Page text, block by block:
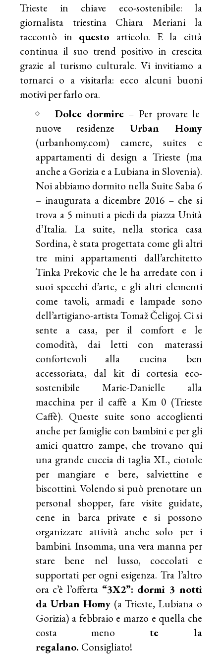
Trieste in chiave eco-sostenibile: la
giornalista triestina Chiara Meriani la
raccontò in questo articolo. E la città
continua il suo trend positivo in crescita
grazie al turismo culturale. Vi invitiamo a
tornarci o a visitarla: ecco alcuni buoni
motivi per farlo ora.
Dolce dormire– Per provare le
nuove residenzeUrban Homy
(urbanhomy.com) camere, suites e
appartamenti di design a Trieste (ma
anche a Gorizia e a Lubiana in Slovenia).
Noi abbiamo dormito nella Suite Saba 6
– inaugurata a dicembre 2016 – che si
trova a 5 minuti a piedi da piazza Unità
d’Italia. La suite, nella storica casa
Sordina, è stata progettata come gli altri
tre mini appartamenti dall’architetto
Tinka Prekovic che le ha arredate con i
suoi specchi d’arte, e gli altri elementi
come tavoli, armadi e lampade sono
dell’artigiano-artista Tomaž Čeligoj. Ci si
sente a casa, per il comfort e le
comodità, dai letti con materassi
confortevoli alla cucina ben
accessoriata, dal kit di cortesia eco-
sostenibile Marie-Danielle alla
macchina per il caffè a Km 0 (Trieste
Caffè). Queste suite sono accoglienti
anche per famiglie con bambini e per gli
amici quattro zampe, che trovano qui
una grande cuccia di taglia XL, ciotole
per mangiare e bere, salviettine e
biscottini. Volendo si può prenotare un
personal shopper, fare visite guidate,
cene in barca private e si possono
organizzare attività anche solo per i
bambini. Insomma, una vera manna per
stare bene nel lusso, coccolati e
supportati per ogni esigenza. Tra l’altro
ora c’è l’offerta “3X2”: dormi 3 notti
da Urban Homy (a Trieste, Lubiana o
Gorizia) a febbraio e marzo e quella che
costa menote la
regalano. Consigliato!